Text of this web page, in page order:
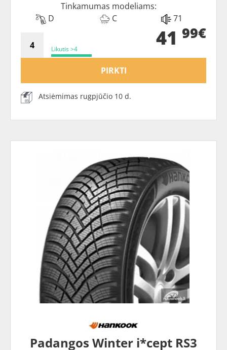
Tinkamumas modeliams:
D
C 71
Likutis >4 41 99€
PIRKTI
Atsiėmimas rugpjūčio 10 d.
Padangos Winter i*cept RS3